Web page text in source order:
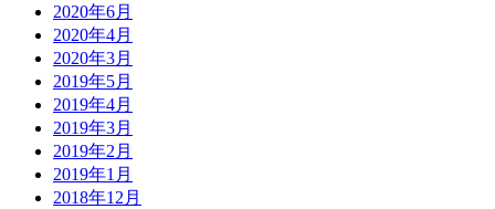
2020年6月
2020年4月
2020年3月
2019年5月
2019年4月
2019年3月
2019年2月
2019年1月
2018年12月